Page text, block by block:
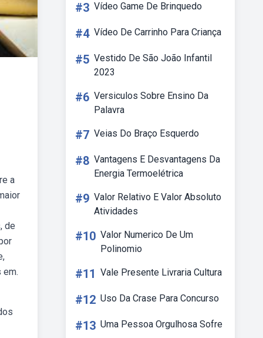
a
de
em.
#3 Vídeo Game De Brinquedo
#4 Vídeo De Carrinho Para Criança
#5 Vestido De São João Infantil
2023
#6 Versiculos Sobre Ensino Da
Palavra
#7 Veias Do Braço Esquerdo
#8 Vantagens E Desvantagens Da
Energia Termoelétrica
#9 Valor Relativo E Valor Absoluto
Atividades
#10 Valor Numerico De Um
Polinomio
#11 Vale Presente Livraria Cultura
#12 Uso Da Crase Para Concurso
#13 Uma Pessoa Orgulhosa Sofre